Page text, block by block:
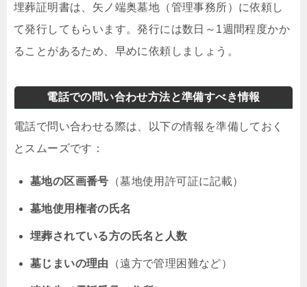
埋葬証明書は、矢ノ端奥墓地（管理事務所）に依頼し
て発行してもらいます。発行には数日～1週間程度かか
ることがあるため、早めに依頼しましょう。
電話での問い合わせ方法と準備すべき情報
電話で問い合わせる際は、以下の情報を準備しておく
とスムーズです：
墓地の区画番号 （墓地使用許可証に記載）
墓地使用権者の氏名
埋葬されている方の氏名と人数
墓じまいの理由 （遠方で管理困難など）